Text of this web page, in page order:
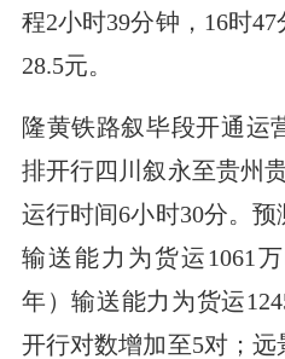
程2小时39分钟，16时
28.5元。
隆黄铁路叙毕段开通运
排开行四川叙永至贵州
运行时间6小时30分。预
输送能力为货运1061
年）输送能力为货运
开行对数增加至5对；远